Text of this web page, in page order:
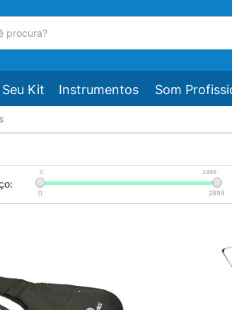
Kit Instrumentos Som
0 2899
0 2899